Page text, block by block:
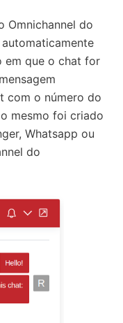
Omnichannel do
em que o chat for
com o número do
mesmo foi criado
Whatsapp ou
do